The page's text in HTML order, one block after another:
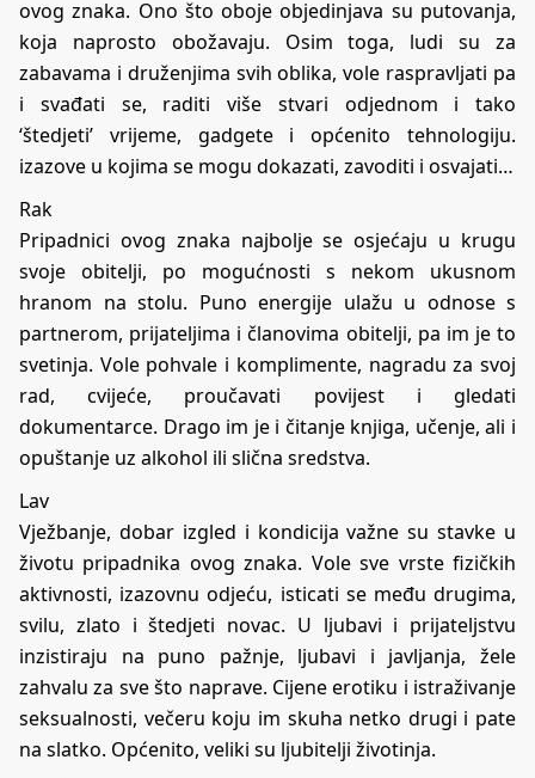
ovog znaka. Ono što oboje objedinjava su putovanja,
koja naprosto obožavaju. Osim toga, ludi su za
zabavama i druženjima svih oblika, vole raspravljati pa
i svađati se, raditi više stvari odjednom i tako
‘štedjeti’ vrijeme, gadgete i općenito tehnologiju.
izazove u kojima se mogu dokazati, zavoditi i osvajati…
Rak
Pripadnici ovog znaka najbolje se osjećaju u krugu
svoje obitelji, po mogućnosti s nekom ukusnom
hranom na stolu. Puno energije ulažu u odnose s
partnerom, prijateljima i članovima obitelji, pa im je to
svetinja. Vole pohvale i komplimente, nagradu za svoj
rad, cvijeće, proučavati povijest i gledati
dokumentarce. Drago im je i čitanje knjiga, učenje, ali i
opuštanje uz alkohol ili slična sredstva.
Lav
Vježbanje, dobar izgled i kondicija važne su stavke u
životu pripadnika ovog znaka. Vole sve vrste fizičkih
aktivnosti, izazovnu odjeću, isticati se među drugima,
svilu, zlato i štedjeti novac. U ljubavi i prijateljstvu
inzistiraju na puno pažnje, ljubavi i javljanja, žele
zahvalu za sve što naprave. Cijene erotiku i istraživanje
seksualnosti, večeru koju im skuha netko drugi i pate
na slatko. Općenito, veliki su ljubitelji životinja.